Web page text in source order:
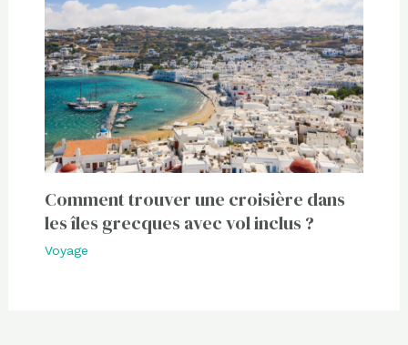
Comment trouver une croisière dans
les îles grecques avec vol inclus ?
Voyage